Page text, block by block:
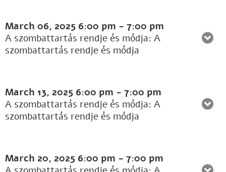
March 06, 2025 6:00 pm - 7:00 pm
A szombattartás rendje és módja: A
szombattartás rendje és módja
March 13, 2025 6:00 pm - 7:00 pm
A szombattartás rendje és módja: A
szombattartás rendje és módja
March 20, 2025 6:00 pm - 7:00 pm